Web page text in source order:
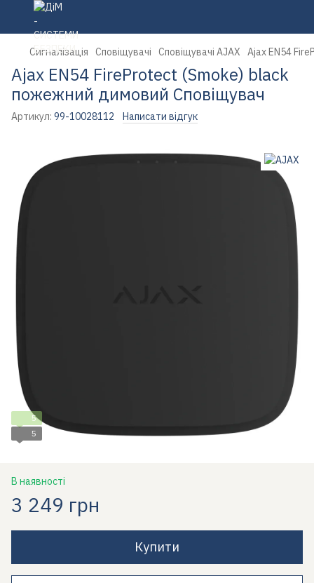
Сигналізація Сповіщувачі Сповіщувачі AJAX Ajax EN54
Ajax EN54 FireProtect (Smoke) black
пожежний димовий Сповіщувач
Артикул: 99-10028112 Написати відгук
5
5
В наявності
3 249 грн
Купити